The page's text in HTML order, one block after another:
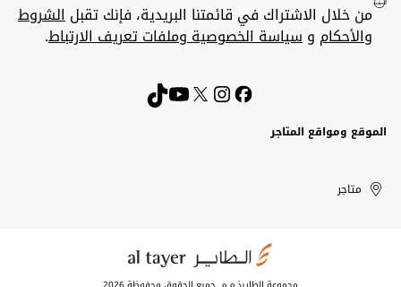
من خلال الاشتراك في قائمتنا البريدية، فإنك تقبلالشروط
والأحكام وسياسة الخصوصية وملفات تعريف الارتباط.
الموقع ومواقع المتاجر
United
Arab
Kuwait
الإمارات
العربية
الكويت
متاجر